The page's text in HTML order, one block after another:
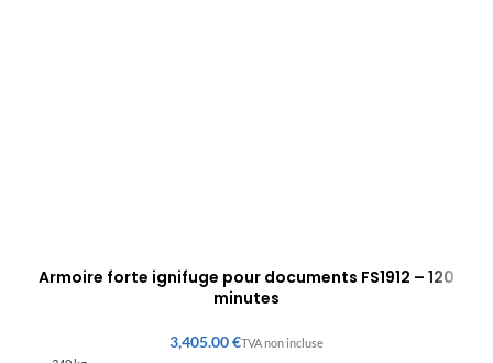
Armoire forte ignifuge pour documents FS1912 – 120
minutes
€